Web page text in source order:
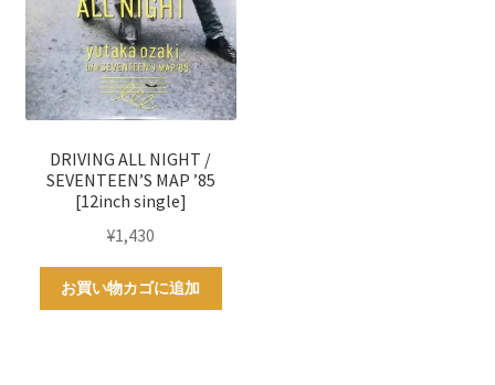
DRIVING ALL NIGHT /
SEVENTEEN’S MAP ’85
[12inch single]
¥1,430
お買い物カゴに追加